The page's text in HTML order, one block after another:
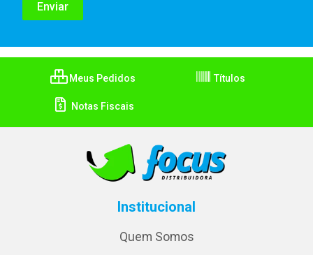
Meus Pedidos Títulos
Notas Fiscais
Institucional
Quem Somos